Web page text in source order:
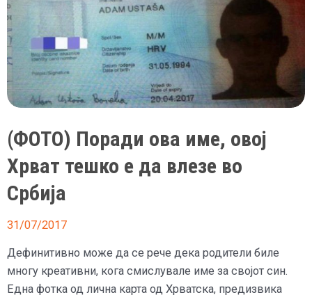
на
Маск
тврдејќи
дека
земјата
е
(ФОТО) Поради ова име, овој
Хрват тешко е да влезе во
Србија
31/07/2017
Дефинитивно може да се рече дека родители биле
многу креативни, кога смислувале име за својот син.
Една фотка од лична карта од Хрватска, предизвика